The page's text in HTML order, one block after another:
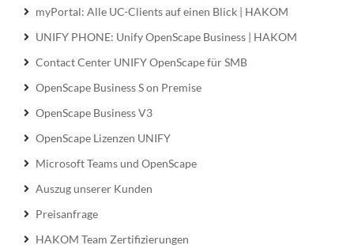
myPortal: Alle UC-Clients auf einen Blick | HAKOM
UNIFY PHONE: Unify OpenScape Business | HAKOM
Contact Center UNIFY OpenScape für SMB
OpenScape Business S on Premise
OpenScape Business V3
OpenScape Lizenzen UNIFY
Microsoft Teams und OpenScape
Auszug unserer Kunden
Preisanfrage
HAKOM Team Zertifizierungen